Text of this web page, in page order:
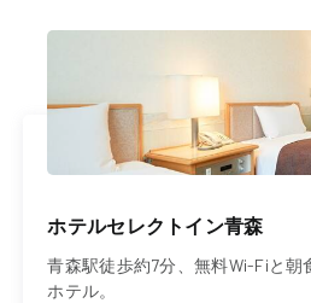
ホテルセレクトイン青森
青森駅徒歩約7分、無料Wi-Fiと朝
ホテル。